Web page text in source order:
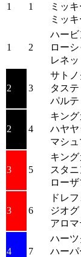
1 1
ミッ
ミッ
1 2
ハー
ロー
レネ
2 3
サト
タス
パルテ
2 4
キン
ハヤヤ
マシュ
3 5
キン
スタ
ロー
3 6
ドレ
ジオグ
アロマ
4 7
ハーツ
ハーパ